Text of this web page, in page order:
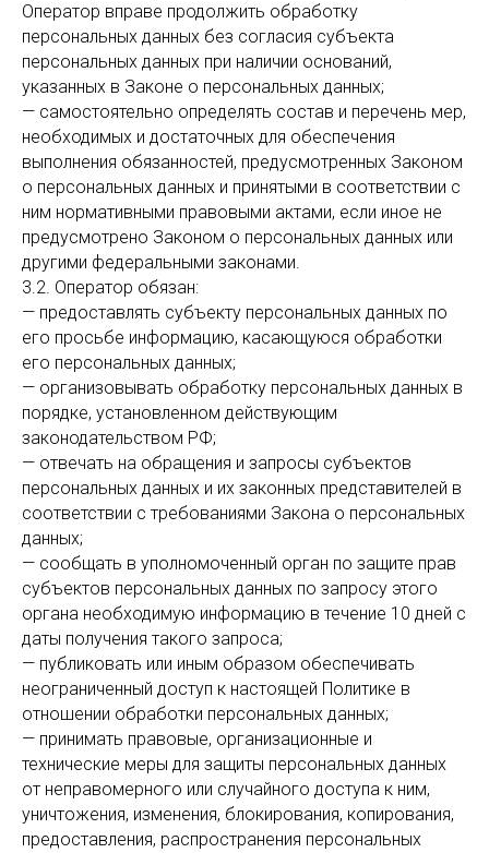
Оператор вправе продолжить обработку
персональных данных без согласия субъекта
персональных данных при наличии оснований,
указанных в Законе о персональных данных;
— самостоятельно определять состав и перечень мер,
необходимых и достаточных для обеспечения
выполнения обязанностей, предусмотренных Законом
о персональных данных и принятыми в соответствии с
ним нормативными правовыми актами, если иное не
предусмотрено Законом о персональных данных или
другими федеральными законами.
3.2. Оператор обязан:
— предоставлять субъекту персональных данных по
его просьбе информацию, касающуюся обработки
его персональных данных;
— организовывать обработку персональных данных в
порядке, установленном действующим
законодательством РФ;
— отвечать на обращения и запросы субъектов
персональных данных и их законных представителей в
соответствии с требованиями Закона о персональных
данных;
— сообщать в уполномоченный орган по защите прав
субъектов персональных данных по запросу этого
органа необходимую информацию в течение 10 дней с
даты получения такого запроса;
— публиковать или иным образом обеспечивать
неограниченный доступ к настоящей Политике в
отношении обработки персональных данных;
— принимать правовые, организационные и
технические меры для защиты персональных данных
от неправомерного или случайного доступа к ним,
уничтожения, изменения, блокирования, копирования,
предоставления, распространения персональных